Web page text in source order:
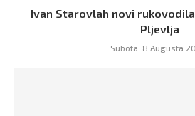
Ivan Starovlah novi
Pljevlja
Subota, 8 Augusta